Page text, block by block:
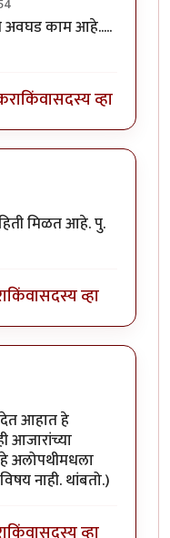
विस्तृतbyज्योति
अवघड काम आहे.....
किंवासदस्य व्हा
मिळत आहे. पु.
किंवासदस्य व्हा
देत आहात हे
आजारांच्या
अलोपथीमधला
नाही. थांबतो.)